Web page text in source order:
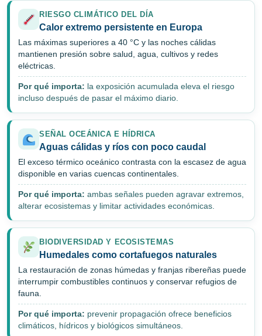
RIESGO CLIMÁTICO DEL DÍA
Calor extremo persistente en Europa
Las máximas superiores a 40 °C y las noches cálidas
mantienen presión sobre salud, agua, cultivos y redes
eléctricas.
Por qué importa: la exposición acumulada eleva el riesgo
incluso después de pasar el máximo diario.
SEÑAL OCEÁNICA E HÍDRICA
Aguas cálidas y ríos con poco caudal
El exceso térmico oceánico contrasta con la escasez de agua
disponible en varias cuencas continentales.
Por qué importa: ambas señales pueden agravar extremos,
alterar ecosistemas y limitar actividades económicas.
BIODIVERSIDAD Y ECOSISTEMAS
Humedales como cortafuegos naturales
La restauración de zonas húmedas y franjas ribereñas puede
interrumpir combustibles continuos y conservar refugios de
fauna.
Por qué importa: prevenir propagación ofrece beneficios
climáticos, hídricos y biológicos simultáneos.